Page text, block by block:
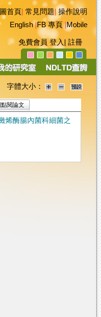
首頁 常見問題|操作說明
English|FB 專頁|Mobile
免費會員 登入 註冊
字體大小：
閱論文
烯酶腸內菌科細菌之